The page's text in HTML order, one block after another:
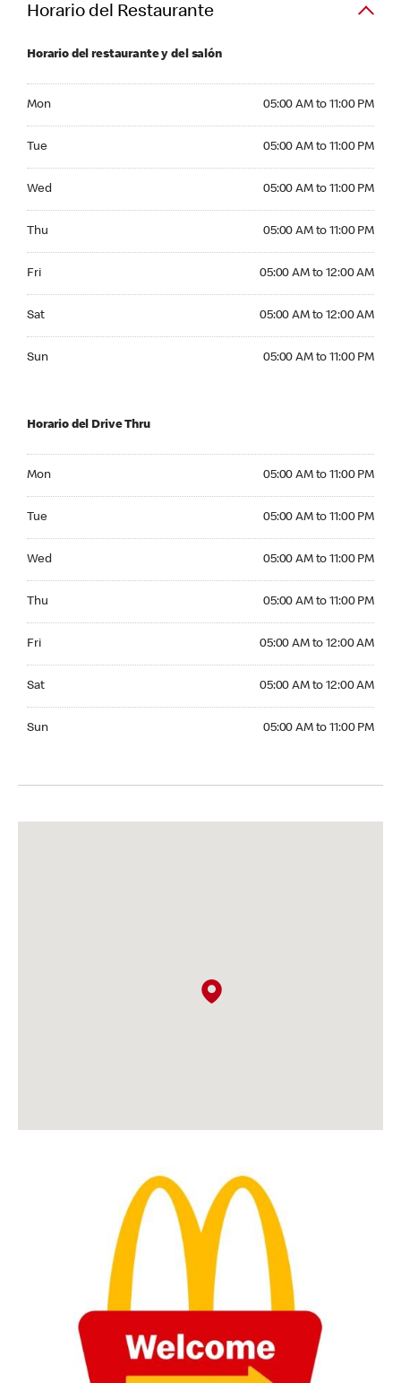
Horario del Restaurante
Horario del restaurante y del salón
Mon 05:00 AM to 11:00 PM
Tue 05:00 AM to 11:00 PM
Wed 05:00 AM to 11:00 PM
Thu 05:00 AM to 11:00 PM
Fri 05:00 AM to 12:00 AM
Sat 05:00 AM to 12:00 AM
Sun 05:00 AM to 11:00 PM
Horario del Drive Thru
Mon 05:00 AM to 11:00 PM
Tue 05:00 AM to 11:00 PM
Wed 05:00 AM to 11:00 PM
Thu 05:00 AM to 11:00 PM
Fri 05:00 AM to 12:00 AM
Sat 05:00 AM to 12:00 AM
Sun 05:00 AM to 11:00 PM